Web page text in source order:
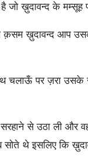
ख़ुदावन्द के मम्सूह
ख़ुदावन्द आप
चलाऊँ पर ज़रा उसके
से उठा ली
थे इसलिए कि